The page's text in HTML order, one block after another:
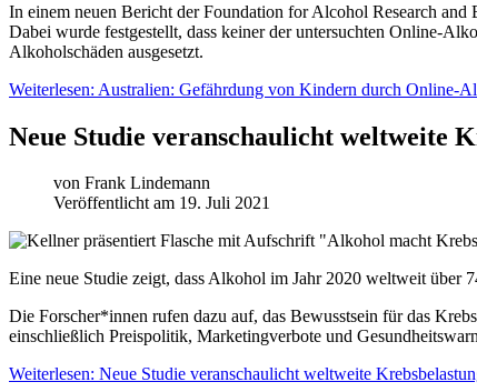
In einem neuen Bericht der Foundation for Alcohol Research
Dabei wurde festgestellt, dass keiner der untersuchten Online-
Alkoholschäden ausgesetzt.
Weiterlesen: Australien: Gefährdung von Kindern durch Online-
Neue Studie veranschaulicht weltweite
von Frank Lindemann
Veröffentlicht am 19. Juli 2021
Eine neue Studie zeigt, dass Alkohol im Jahr 2020 weltweit über
Die Forscher*innen rufen dazu auf, das Bewusstsein für das
einschließlich Preispolitik, Marketingverbote und
Weiterlesen: Neue Studie veranschaulicht weltweite